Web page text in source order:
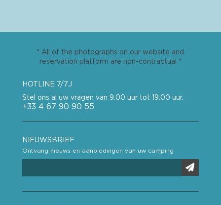
* All of the photographs on our website and
reservation platform are non-contractual *
HOTLINE 7/7J
Stel ons al uw vragen van 9.00 uur tot 19.00 uur.
+33 4 67 90 90 55
NIEUWSBRIEF
Ontvang nieuws en aanbiedingen van uw camping